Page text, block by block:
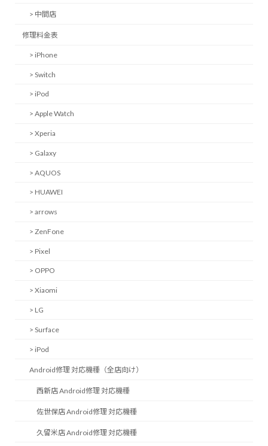
> 中間店
修理料金表
> iPhone
> Switch
> iPod
> Apple Watch
> Xperia
> Galaxy
> AQUOS
> HUAWEI
> arrows
> ZenFone
> Pixel
> OPPO
> Xiaomi
> LG
> Surface
> iPod
Android修理 対応機種（全店向け）
西新店 Android修理 対応機種
佐世保店 Android修理 対応機種
久留米店 Android修理 対応機種